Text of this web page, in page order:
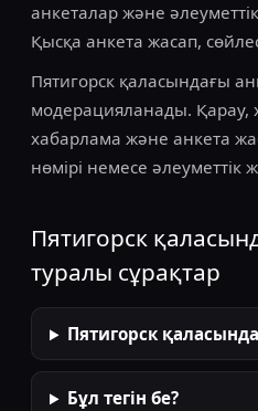
анкеталар және
Қысқа анкета жасап,
Пятигорск қаласындағы
модерацияланады. Қарау,
хабарлама және анкета
нөмірі немесе әлеуметтік
Пятигорск
туралы сұрақтар
Пятигорск
Бұл тегін бе?